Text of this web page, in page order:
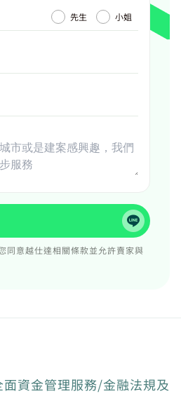
先生
小姐
同意越仕達相關條款並允許賣家與
資金管理服務/金融法規及